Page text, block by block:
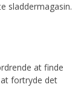
sladdermagasin.
at finde
fortryde det